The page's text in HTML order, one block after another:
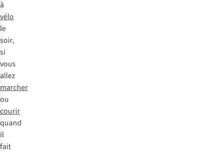
à
vélo
le
soir,
si
vous
allez
marcher
ou
courir
quand
il
fait